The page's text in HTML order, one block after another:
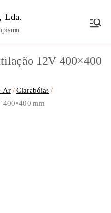
Lda.
12V 400×400
Ar
Clarabóias
400×400 mm